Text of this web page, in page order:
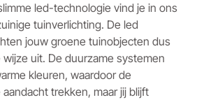
led-technologie vind je in ons
tuinverlichting. De led
jouw groene tuinobjecten dus
uit. De duurzame systemen
kleuren, waardoor de
trekken, maar jij blijft